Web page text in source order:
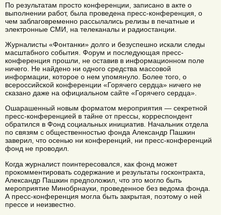
По результатам просто конференции, записано в акте о
выполнении работ, была проведена пресс-конференция, о
чем заблаговременно рассылались релизы в печатные и
электронные СМИ, на телеканалы и радиостанции.
Журналисты «Фонтанки» долго и безуспешно искали следы
масштабного события. Форум и последующая пресс-
конференция прошли, не оставив в информационном поле
ничего. Не найдено ни одного средства массовой
информации, которое о нем упомянуло. Более того, о
всероссийской конференции «Горячего сердца» ничего не
сказано даже на официальном сайте «Горячего сердца».
Ошарашенный новым форматом мероприятия — секретной
пресс-конференцией в тайне от прессы, корреспондент
обратился в Фонд социальных инициатив. Начальник отдела
по связям с общественностью фонда Александр Пашкин
заверил, что осенью ни конференций, ни пресс-конференций
фонд не проводил.
Когда журналист поинтересовался, как фонд может
прокомментировать содержание и результаты госконтракта,
Александр Пашкин предположил, что это могло быть
мероприятие Минобрнауки, проведенное без ведома фонда.
А пресс-конференция могла быть закрытая, поэтому о ней
прессе и неизвестно.